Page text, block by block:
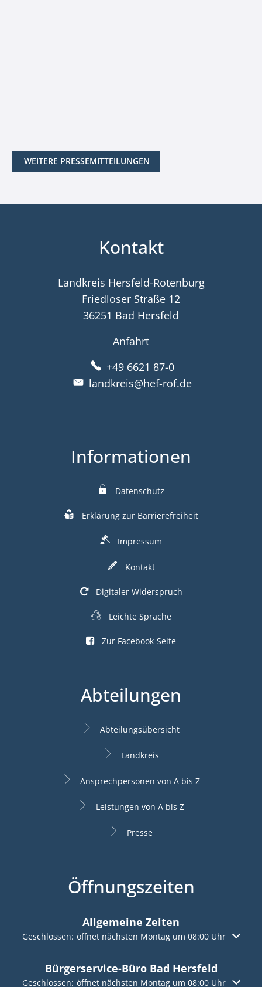
WEITERE PRESSEMITTEILUNGEN
Kontakt
Landkreis Hersfeld-Rotenburg
Friedloser Straße 12
36251 Bad Hersfeld
Anfahrt
+49 6621 87-0
landkreis@hef-rof.de
Informationen
Datenschutz
Erklärung zur Barrierefreiheit
Impressum
Kontakt
Digitaler Widerspruch
Leichte Sprache
Zur Facebook-Seite
Abteilungen
Abteilungsübersicht
Landkreis
Ansprechpersonen von A bis Z
Leistungen von A bis Z
Presse
Öffnungszeiten
Allgemeine Zeiten
Klicken, um weitere Öffnungs- oder Schließzeiten
Geschlossen: öffnet nächsten Montag um 08:00 Uhr
Bürgerservice-Büro Bad Hersfeld
Klicken, um weitere Öffnungs- oder Schließzeiten
Geschlossen: öffnet nächsten Montag um 08:00 Uhr